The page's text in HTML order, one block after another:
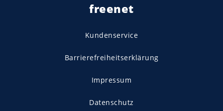
freenet
Kundenservice
Barrierefreiheitserklärung
Impressum
Datenschutz